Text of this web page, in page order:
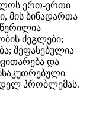
ერთ-ერთი
მის ბინადართა
ძეგლები;
შეფასებულია
და
პრობლემას.